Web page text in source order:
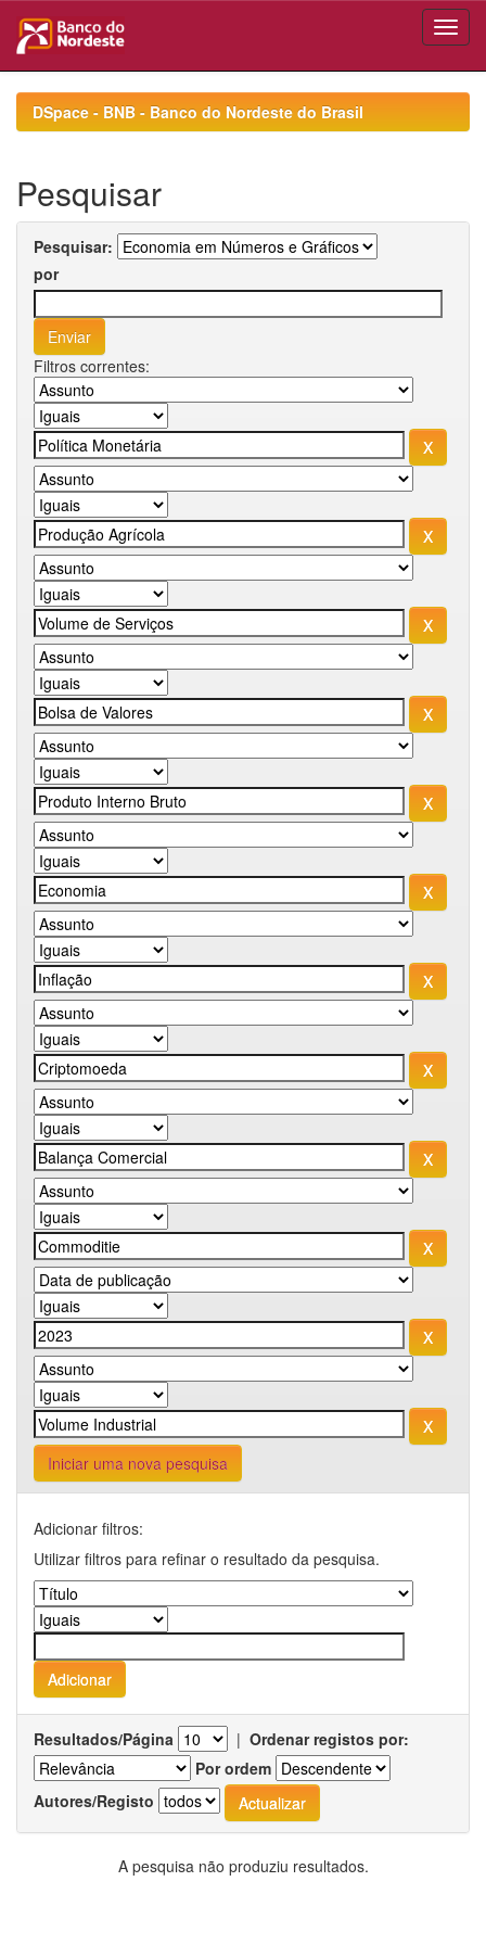
navigationDSpace - BNB - Banco do Nordeste do Brasil
Pesquisar
Pesquisar:
por
Filtros correntes:
Iniciar uma nova pesquisa
Adicionar filtros:
Utilizar filtros para refinar o resultado da pesquisa.
Resultados/Página | Ordenar registos por:
Por ordem
Autores/Registo
A pesquisa não produziu resultados.